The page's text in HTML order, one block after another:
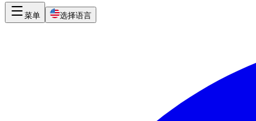
菜单 选择语言